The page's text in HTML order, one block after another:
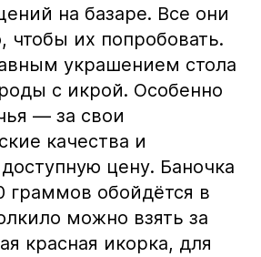
на базаре. Все они
чтобы их попробовать.
украшением стола
с икрой. Особенно
— за свои
качества и
цену. Баночка
граммов обойдётся в
можно взять за
красная икорка, для